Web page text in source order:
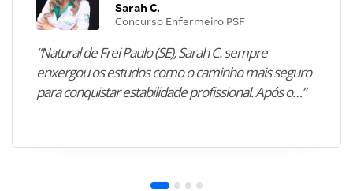
Sarah C.
Concurso Enfermeiro PSF
“Natural de Frei Paulo (SE), Sarah C. sempre
enxergou os estudos como o caminho mais seguro
para conquistar estabilidade profissional. Após o…”